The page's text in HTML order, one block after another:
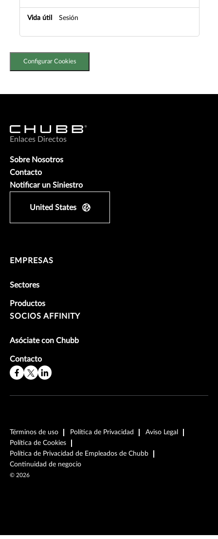
Sesión
Configurar Cookies
Enlaces Directos
Sobre Nosotros
Contacto
Notificar un Siniestro
United States
EMPRESAS
Sectores
Productos
SOCIOS AFFINITY
Asóciate con Chubb
Contacto
Términos de uso Política de Privacidad
Aviso Legal
Política de Cookies
Política de Privacidad de Empleados de Chubb
Continuidad de negocio
© 2026